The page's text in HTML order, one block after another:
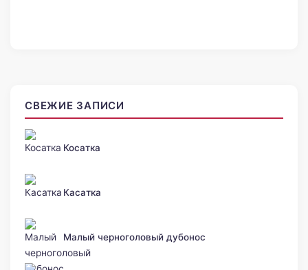
СВЕЖИЕ ЗАПИСИ
Косатка
Касатка
Малый черноголовый дубонос